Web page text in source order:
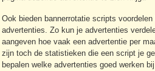
Ook bieden bannerrotatie scripts
advertenties. Zo kun je advertenties
aangeven hoe vaak een advertentie per
zijn toch de statistieken die een script je
bepalen welke advertenties goed werken